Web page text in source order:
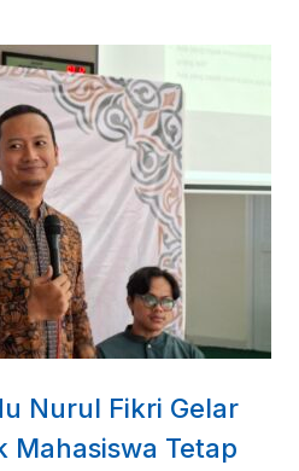
Nurul Fikri Gelar
Mahasiswa Tetap